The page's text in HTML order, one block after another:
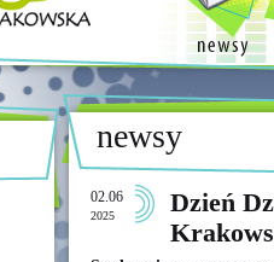
newsy
02.06
2025
Dzień